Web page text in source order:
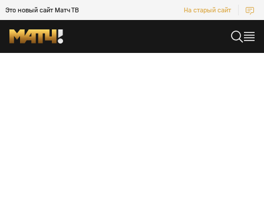
Это новый сайт Матч ТВ На старый сайт